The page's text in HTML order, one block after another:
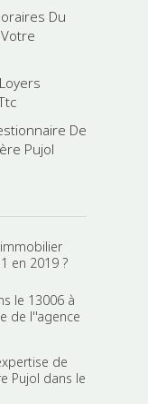
Du
De
Pujol
en 2019 ?
le 13006 à
de l''agence
de
Pujol dans le